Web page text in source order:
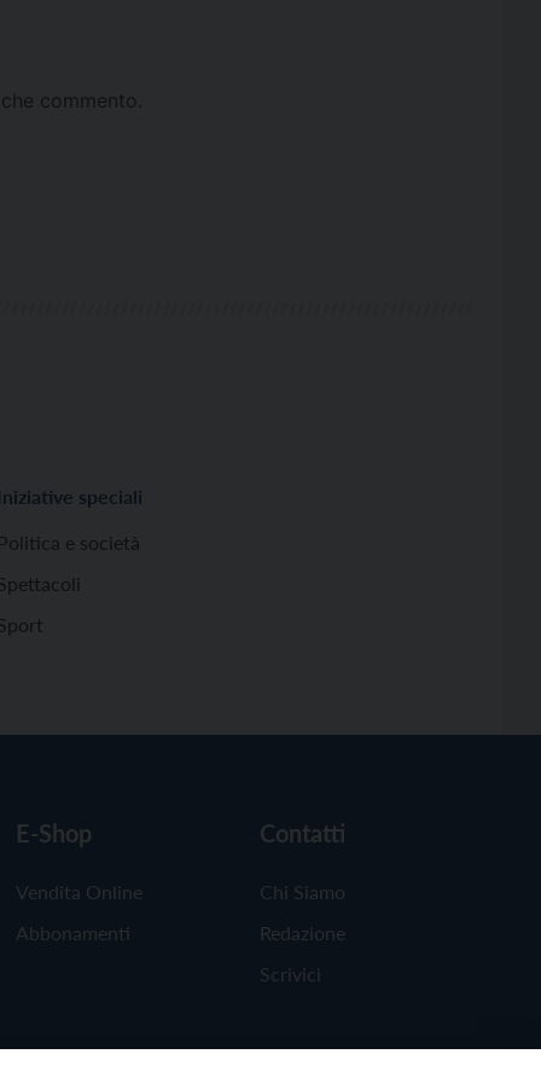
commento.
Iniziative speciali
Politica e società
E-Shop
Vendita Online
Abbonamenti
Contatti
Chi Siamo
Redazione
Scrivici